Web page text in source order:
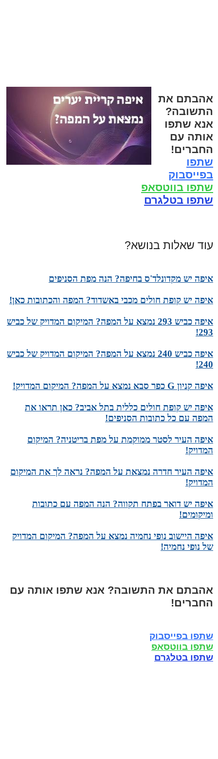
אהבתם את
התשובה?
אנא שתפו
אותה עם
החברים!
שתפו
בפייסבוק
שתפו בווטסאפ
שתפו בטלגרם
עוד שאלות בנושא?
איפה יש מקדונלד'ס בחיפה? הנה מפת הסניפים
איפה יש קופת חולים מכבי באשדוד? המפה והכתובות כאן!
איפה כביש 293 נמצא על המפה? המיקום המדויק של כביש
293!
איפה כביש 240 נמצא על המפה? המיקום המדויק של כביש
240!
איפה קניון G כפר סבא נמצא על המפה? המיקום המדויק!
איפה יש קופת חולים כללית בתל אביב? כאן תראו את
המפה עם כל כתובות הסניפים!
איפה העיר לסטר ממוקמת על מפת בריטניה? המיקום
המדויק!
איפה העיר חדרה נמצאת על המפה? נראה לך את המיקום
המדויק!
איפה יש דואר בפתח תקווה? הנה המפה עם כתובות
ומיקומים!
איפה היישוב נופי נחמיה נמצא על המפה? המיקום המדויק
של נופי נחמיה!
אהבתם את התשובה? אנא שתפו אותה עם
החברים!
שתפו בפייסבוק
שתפו בווטסאפ
שתפו בטלגרם